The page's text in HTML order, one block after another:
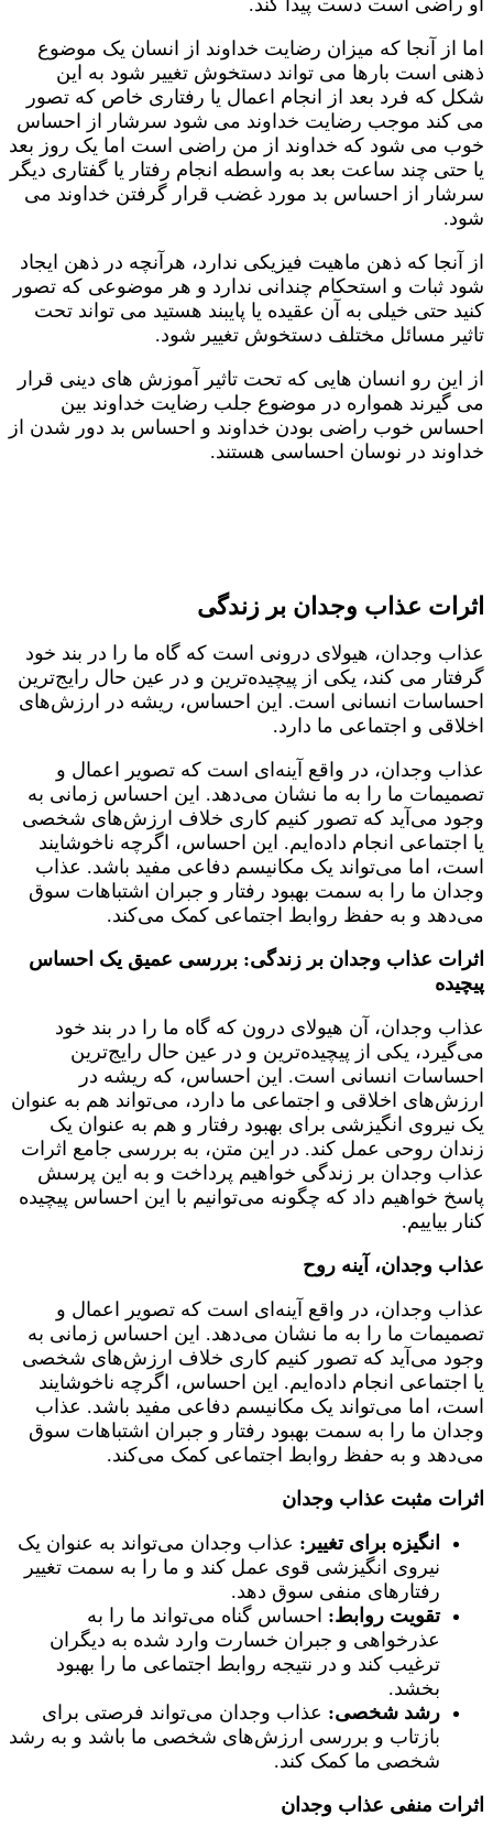
اما از آنجا که میزان رضایت خداوند از انسان یک موضوع
ذهنی است بارها می تواند دستخوش تغییر شود به این
شکل که فرد بعد از انجام اعمال یا رفتاری خاص که تصور
می کند موجب رضایت خداوند می شود سرشار از احساس
خوب می شود که خداوند از من راضی است اما یک روز بعد
یا حتی چند ساعت بعد به واسطه انجام رفتار یا گفتاری دیگر
سرشار از احساس بد مورد غضب قرار گرفتن خداوند می
شود.
از آنجا که ذهن ماهیت فیزیکی ندارد، هرآنچه در ذهن ایجاد
شود ثبات و استحکام چندانی ندارد و هر موضوعی که تصور
کنید حتی خیلی به آن عقیده یا پایبند هستید می تواند تحت
تاثیر مسائل مختلف دستخوش تغییر شود.
از این رو انسان هایی که تحت تاثیر آموزش های دینی قرار
می گیرند همواره در موضوع جلب رضایت خداوند بین
احساس خوب راضی بودن خداوند و احساس بد دور شدن از
خداوند در نوسان احساسی هستند.
اثرات عذاب وجدان بر زندگی
عذاب وجدان، هیولای درونی است که گاه ما را در بند خود
گرفتار می کند، یکی از پیچیده‌ترین و در عین حال رایج‌ترین
احساسات انسانی است. این احساس، ریشه در ارزش‌های
اخلاقی و اجتماعی ما دارد.
عذاب وجدان، در واقع آینه‌ای است که تصویر اعمال و
تصمیمات ما را به ما نشان می‌دهد. این احساس زمانی به
وجود می‌آید که تصور کنیم کاری خلاف ارزش‌های شخصی
یا اجتماعی انجام داده‌ایم. این احساس، اگرچه ناخوشایند
است، اما می‌تواند یک مکانیسم دفاعی مفید باشد. عذاب
وجدان ما را به سمت بهبود رفتار و جبران اشتباهات سوق
می‌دهد و به حفظ روابط اجتماعی کمک می‌کند.
اثرات عذاب وجدان بر زندگی: بررسی عمیق یک احساس
پیچیده
عذاب وجدان، آن هیولای درون که گاه ما را در بند خود
می‌گیرد، یکی از پیچیده‌ترین و در عین حال رایج‌ترین
احساسات انسانی است. این احساس، که ریشه در
ارزش‌های اخلاقی و اجتماعی ما دارد، می‌تواند هم به عنوان
یک نیروی انگیزشی برای بهبود رفتار و هم به عنوان یک
زندان روحی عمل کند. در این متن، به بررسی جامع اثرات
عذاب وجدان بر زندگی خواهیم پرداخت و به این پرسش
پاسخ خواهیم داد که چگونه می‌توانیم با این احساس پیچیده
کنار بیاییم.
عذاب وجدان، آینه روح
عذاب وجدان، در واقع آینه‌ای است که تصویر اعمال و
تصمیمات ما را به ما نشان می‌دهد. این احساس زمانی به
وجود می‌آید که تصور کنیم کاری خلاف ارزش‌های شخصی
یا اجتماعی انجام داده‌ایم. این احساس، اگرچه ناخوشایند
است، اما می‌تواند یک مکانیسم دفاعی مفید باشد. عذاب
وجدان ما را به سمت بهبود رفتار و جبران اشتباهات سوق
می‌دهد و به حفظ روابط اجتماعی کمک می‌کند.
اثرات مثبت عذاب وجدان
انگیزه برای تغییر: عذاب وجدان می‌تواند به عنوان یک
نیروی انگیزشی قوی عمل کند و ما را به سمت تغییر
رفتارهای منفی سوق دهد.
تقویت روابط: احساس گناه می‌تواند ما را به
عذرخواهی و جبران خسارت وارد شده به دیگران
ترغیب کند و در نتیجه روابط اجتماعی ما را بهبود
بخشد.
رشد شخصی: عذاب وجدان می‌تواند فرصتی برای
بازتاب و بررسی ارزش‌های شخصی ما باشد و به رشد
شخصی ما کمک کند.
اثرات منفی عذاب وجدان